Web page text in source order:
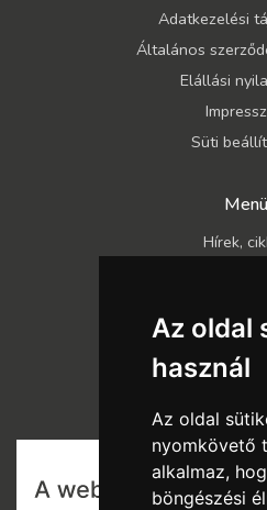
Az oldal
használ
Az oldal
nyomkövető
alkalmaz,
böngészési
Adatkezelési
Általános
Elállási
Süti
Menü
Hírek,
Szállítás és